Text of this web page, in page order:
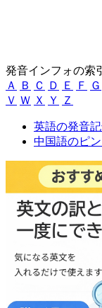
発音インフォの索引
Ａ
Ｂ Ｃ Ｄ Ｅ Ｆ Ｇ
Ｖ Ｗ Ｘ Ｙ Ｚ
英語の発音
中国語のピ